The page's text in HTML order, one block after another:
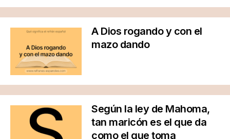
A Dios rogando y con el
mazo dando
Según la ley de Mahoma,
tan maricón es el que da
como el que toma